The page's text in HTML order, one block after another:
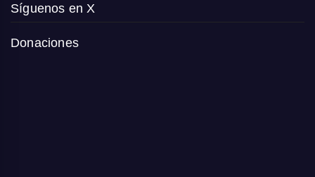
Síguenos en X
Donaciones